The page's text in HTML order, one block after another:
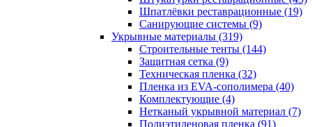
Шпатлёвки реставрационные (19)
Санирующие системы (9)
Укрывные материалы (319)
Строительные тенты (144)
Защитная сетка (9)
Техническая пленка (32)
Пленка из EVA-сополимера (40)
Комплектующие (4)
Нетканый укрывной материал (7)
Полиэтиленовая пленка (91)